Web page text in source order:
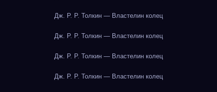
Дж. Р. Р. Толкин — Властелин колец
Дж. Р. Р. Толкин — Властелин колец
Дж. Р. Р. Толкин — Властелин колец
Дж. Р. Р. Толкин — Властелин колец